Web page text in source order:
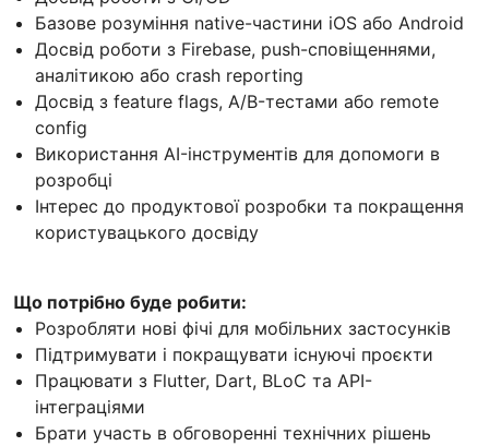
Базове розуміння native-частини iOS або Android
Досвід роботи з Firebase, push-сповіщеннями,
аналітикою або crash reporting
Досвід з feature flags, A/B-тестами або remote
config
Використання AI-інструментів для допомоги в
розробці
Інтерес до продуктової розробки та покращення
користувацького досвіду
Що потрібно буде робити:
Розробляти нові фічі для мобільних застосунків
Підтримувати і покращувати існуючі проєкти
Працювати з Flutter, Dart, BLoC та API-
інтеграціями
Брати участь в обговоренні технічних рішень